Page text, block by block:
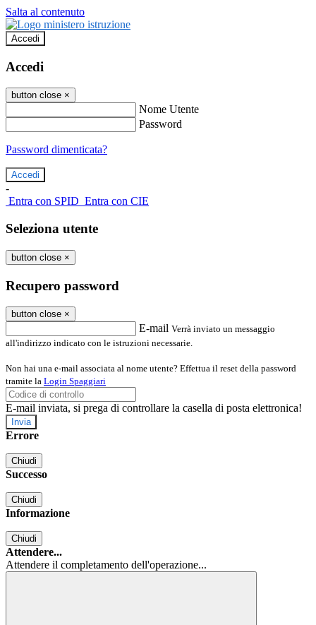
Salta al contenuto
Accedi
Accedi
button close ×
Nome Utente
Password
Password dimenticata?
-
Entra con SPID Entra con CIE
Seleziona utente
button close ×
Recupero password
button close ×
E-mail Verrà inviato un messaggio
all'indirizzo indicato con le istruzioni necessarie.
Non hai una e-mail associata al nome utente? Effettua il reset della password
tramite la Login Spaggiari
E-mail inviata, si prega di controllare la casella di posta elettronica!
Errore
Chiudi
Successo
Chiudi
Informazione
Chiudi
Attendere...
Attendere il completamento dell'operazione...